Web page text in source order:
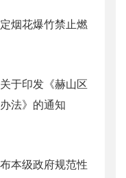
烟花爆竹禁止燃
于印发《赫山区
法》的通知
本级政府规范性